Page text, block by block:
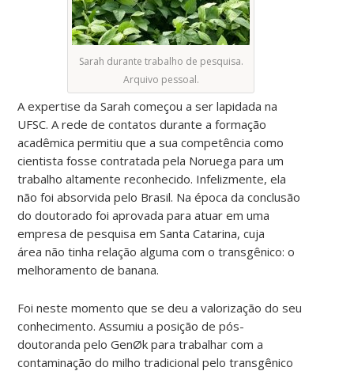
Sarah durante trabalho de pesquisa.
Arquivo pessoal.
A expertise da Sarah começou a ser lapidada na
UFSC. A rede de contatos durante a formação
acadêmica permitiu que a sua competência como
cientista fosse contratada pela Noruega para um
trabalho altamente reconhecido. Infelizmente, ela
não foi absorvida pelo Brasil. Na época da conclusão
do doutorado foi aprovada para atuar em uma
empresa de pesquisa em Santa Catarina, cuja
área não tinha relação alguma com o transgênico: o
melhoramento de banana.
Foi neste momento que se deu a valorização do seu
conhecimento. Assumiu a posição de pós-
doutoranda pelo GenØk para trabalhar com a
contaminação do milho tradicional pelo transgênico